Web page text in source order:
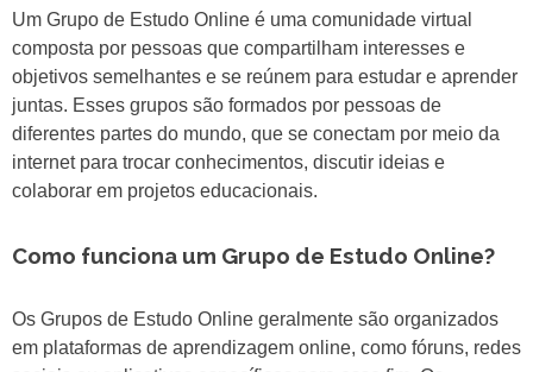
Um Grupo de Estudo Online é uma comunidade virtual
composta por pessoas que compartilham interesses e
objetivos semelhantes e se reúnem para estudar e aprender
juntas. Esses grupos são formados por pessoas de
diferentes partes do mundo, que se conectam por meio da
internet para trocar conhecimentos, discutir ideias e
colaborar em projetos educacionais.
Como funciona um Grupo de Estudo Online?
Os Grupos de Estudo Online geralmente são organizados
em plataformas de aprendizagem online, como fóruns, redes